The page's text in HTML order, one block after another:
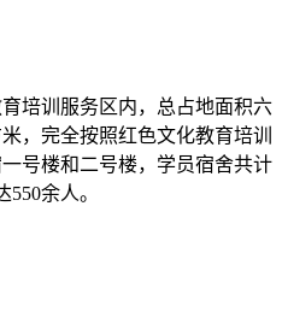
培训服务区内，总占地面积六
，完全按照红色文化教育培训
号楼和二号楼，学员宿舍共计
余人。